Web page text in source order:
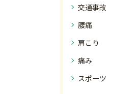
交通事故
腰痛
肩こり
痛み
スポーツ